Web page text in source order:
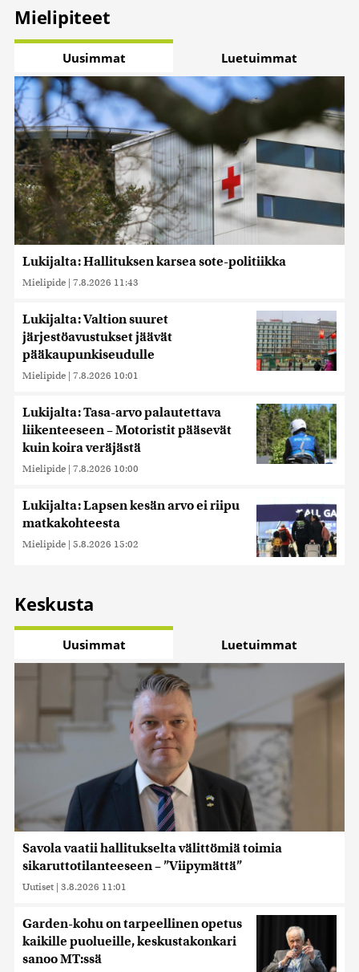
Mielipiteet
Uusimmat Luetuimmat
Lukijalta: Hallituksen karsea sote-politiikka
Mielipide | 7.8.2026 11:43
Lukijalta: Valtion suuret
järjestöavustukset jäävät
pääkaupunkiseudulle
Mielipide | 7.8.2026 10:01
Lukijalta: Tasa-arvo palautettava
liikenteeseen – Motoristit pääsevät
kuin koira veräjästä
Mielipide | 7.8.2026 10:00
Lukijalta: Lapsen kesän arvo ei riipu
matkakohteesta
Mielipide | 5.8.2026 15:02
Keskusta
Uusimmat Luetuimmat
Savola vaatii hallitukselta välittömiä toimia
sikaruttotilanteeseen – ”Viipymättä”
Uutiset | 3.8.2026 11:01
Garden-kohu on tarpeellinen opetus
kaikille puolueille, keskustakonkari
sanoo MT:ssä